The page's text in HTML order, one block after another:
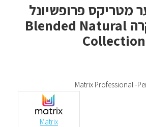
מטריקס פרופשיונל
הסדרה הקרה Blended Natural
Collection
Matrix Professional -
Matrix